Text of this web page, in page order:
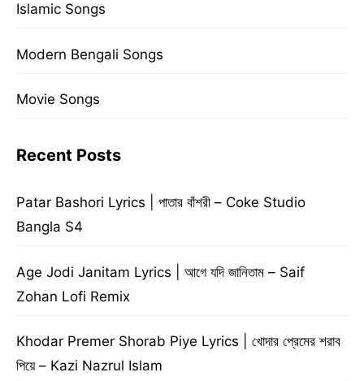
Islamic Songs
Modern Bengali Songs
Movie Songs
Recent Posts
Patar Bashori Lyrics | পাতার বাঁশরী – Coke Studio
Bangla S4
Age Jodi Janitam Lyrics | আগে যদি জানিতাম – Saif
Zohan Lofi Remix
Khodar Premer Shorab Piye Lyrics | খোদার প্রেমের শরাব
পিয়ে – Kazi Nazrul Islam